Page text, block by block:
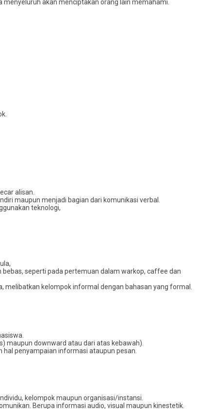
akan menciptakan orang lain memahami.
alisan.
maupun menjadi bagian dari komunikasi verbal.
teknologi,
seperti pada pertemuan dalam warkop, caffee dan
melibatkan kelompok informal dengan bahasan yang formal.
maupun downward atau dari atas kebawah).
penyampaian informasi ataupun pesan.
kelompok maupun organisasi/instansi.
Berupa informasi audio, visual maupun kinestetik.